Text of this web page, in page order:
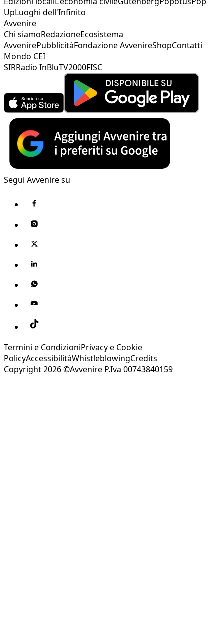
UpLuoghi dell'Infinito
Avvenire
Chi siamoRedazioneEcosistema
AvvenirePubblicitàFondazione AvvenireShopContatti
Mondo CEI
SIRRadio InBluTV2000FISC
Segui Avvenire su
Termini e CondizioniPrivacy e Cookie
PolicyAccessibilitàWhistleblowingCredits
Copyright 2026 ©Avvenire P.Iva 00743840159